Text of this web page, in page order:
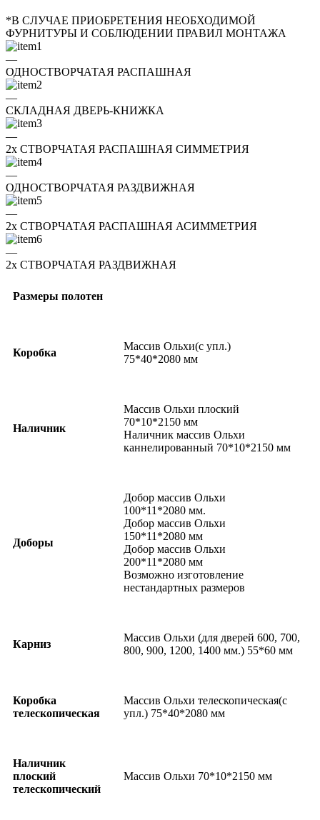
*В СЛУЧАЕ ПРИОБРЕТЕНИЯ НЕОБХОДИМОЙ
ФУРНИТУРЫ И СОБЛЮДЕНИИ ПРАВИЛ МОНТАЖА
—
ОДНОСТВОРЧАТАЯ РАСПАШНАЯ
—
СКЛАДНАЯ ДВЕРЬ-КНИЖКА
—
2x СТВОРЧАТАЯ РАСПАШНАЯ СИММЕТРИЯ
—
ОДНОСТВОРЧАТАЯ РАЗДВИЖНАЯ
—
2x СТВОРЧАТАЯ РАСПАШНАЯ АСИММЕТРИЯ
—
2x СТВОРЧАТАЯ РАЗДВИЖНАЯ
Размеры полотен
Коробка
Массив Ольхи(с упл.)
75*40*2080 мм
Наличник
Массив Ольхи плоский
70*10*2150 мм
Наличник массив Ольхи
каннелированный 70*10*2150 мм
Доборы
Добор массив Ольхи
100*11*2080 мм.
Добор массив Ольхи
150*11*2080 мм
Добор массив Ольхи
200*11*2080 мм
Возможно изготовление
нестандартных размеров
Карниз
Массив Ольхи (для дверей 600, 700,
800, 900, 1200, 1400 мм.) 55*60 мм
Коробка
телескопическая
Массив Ольхи телескопическая(с
упл.) 75*40*2080 мм
Наличник
плоский
телескопический
Массив Ольхи 70*10*2150 мм